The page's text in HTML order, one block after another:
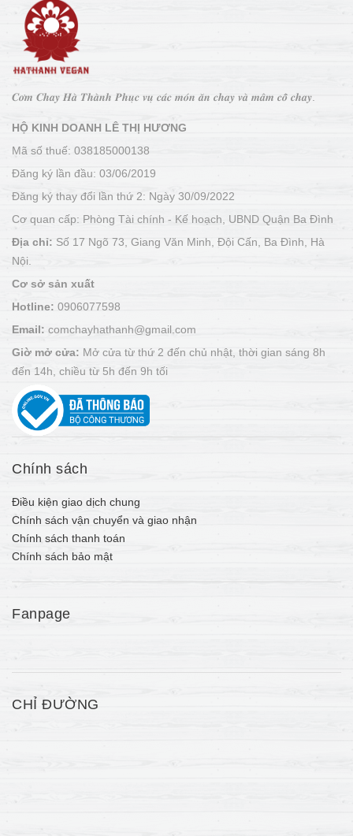
𝑪𝒐̛𝒎 𝑪𝒉𝒂𝒚 𝑯𝒂̀ 𝑻𝒉𝒂̀𝒏𝒉 𝑷𝒉𝒖̣𝒄 𝒗𝒖̣ 𝒄𝒂́𝒄 𝒎𝒐́𝒏 𝒂̆𝒏 𝒄𝒉𝒂𝒚 𝒗𝒂̀ 𝒎𝒂̂𝒎 𝒄𝒐̂̃ 𝒄𝒉𝒂𝒚.
HỘ KINH DOANH LÊ THỊ HƯƠNG
Mã số thuế: 038185000138
Đăng ký lần đầu: 03/06/2019
Đăng ký thay đổi lần thứ 2: Ngày 30/09/2022
Cơ quan cấp: Phòng Tài chính - Kế hoạch, UBND Quận Ba Đình
Địa chỉ: Số 17 Ngõ 73, Giang Văn Minh, Đội Cấn, Ba Đình, Hà
Nội.
Cơ sở sản xuất
Hotline: 0906077598
Email: comchayhathanh@gmail.com
Giờ mở cửa: Mở cửa từ thứ 2 đến chủ nhật, thời gian sáng 8h
đến 14h, chiều từ 5h đến 9h tối
Chính sách
Điều kiện giao dịch chung
Chính sách vận chuyển và giao nhận
Chính sách thanh toán
Chính sách bảo mật
Fanpage
CHỈ ĐƯỜNG